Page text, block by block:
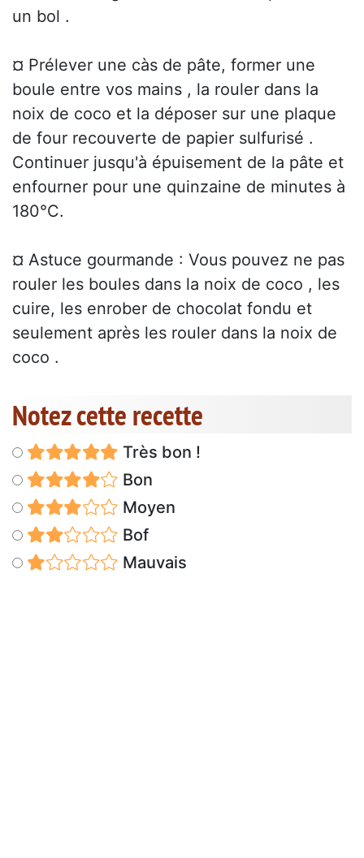
un bol .
¤ Prélever une càs de pâte, former une
boule entre vos mains , la rouler dans la
noix de coco et la déposer sur une plaque
de four recouverte de papier sulfurisé .
Continuer jusqu'à épuisement de la pâte et
enfourner pour une quinzaine de minutes à
180°C.
¤ Astuce gourmande : Vous pouvez ne pas
rouler les boules dans la noix de coco , les
cuire, les enrober de chocolat fondu et
seulement après les rouler dans la noix de
coco .
Notez cette recette
Très bon !
Bon
Moyen
Bof
Mauvais